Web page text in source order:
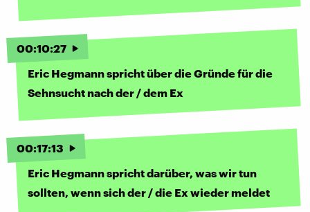
00:10:27
Eric Hegmann spricht über die Gründe für die
Sehnsucht nach der / dem Ex
00:17:13
Eric Hegmann spricht darüber, was wir tun
sollten, wenn sich der / die Ex wieder meldet